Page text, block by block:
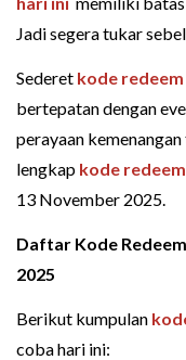
Jadi segera tukar
Sederet kode
bertepatan dengan
perayaan
lengkap kode redeem
13 November 2025.
Daftar Kode
2025
Berikut kumpulan
coba hari ini: